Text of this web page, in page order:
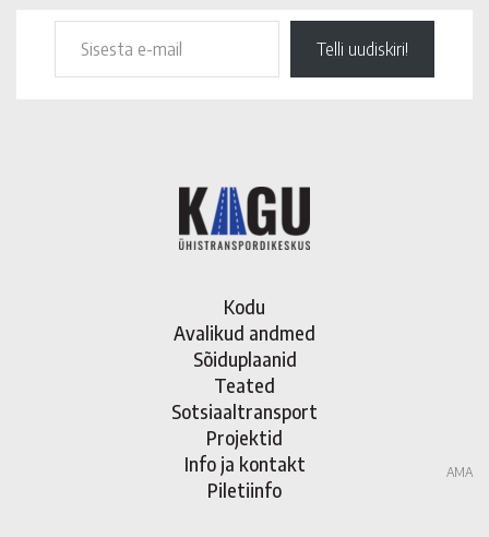
Telli uudiskiri!
Kodu
Avalikud andmed
Sõiduplaanid
Teated
Sotsiaaltransport
Projektid
Info ja kontakt
Piletiinfo
AMA